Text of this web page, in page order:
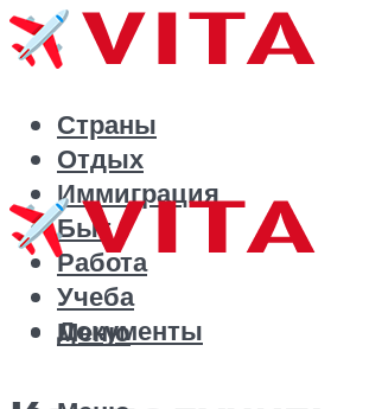
Страны
Отдых
Иммиграция
Быт
Работа
Учеба
Документы
Меню